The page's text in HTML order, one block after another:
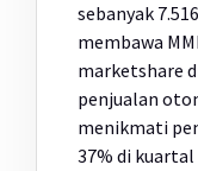
sebanyak
membawa
marketshare
penjualan
menikmati
37% di kuartal